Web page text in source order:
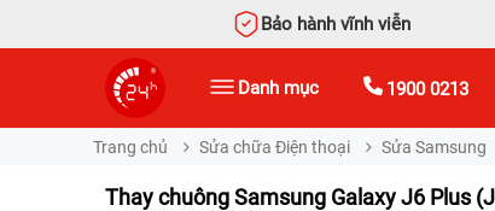
Bảo hành vĩnh viễn
Danh mục 1900 0213
Trang chủ Sửa chữa Điện thoại Sửa Samsung
Thay chuông Samsung Galaxy J6 Plus